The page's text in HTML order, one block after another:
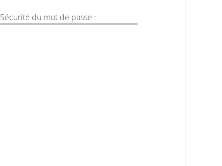
Sécurité du mot de passe :